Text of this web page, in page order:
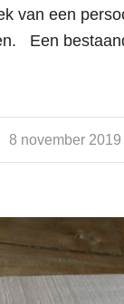
van een
Een
8 november 2019